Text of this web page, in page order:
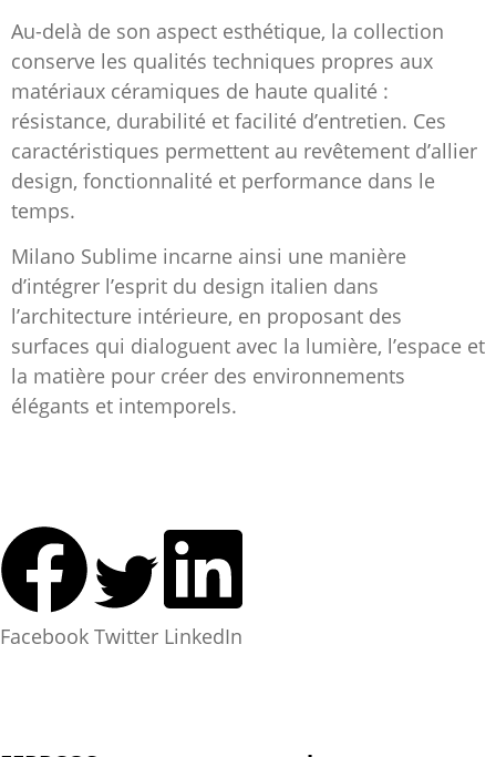
Au-delà de son aspect esthétique, la collection
conserve les qualités techniques propres aux
matériaux céramiques de haute qualité :
résistance, durabilité et facilité d’entretien. Ces
caractéristiques permettent au revêtement d’allier
design, fonctionnalité et performance dans le
temps.
Milano Sublime incarne ainsi une manière
d’intégrer l’esprit du design italien dans
l’architecture intérieure, en proposant des
surfaces qui dialoguent avec la lumière, l’espace et
la matière pour créer des environnements
élégants et intemporels.
Facebook Twitter LinkedIn